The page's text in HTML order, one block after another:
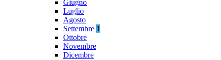
Giugno
Luglio
Agosto
Settembre 1
Ottobre
Novembre
Dicembre